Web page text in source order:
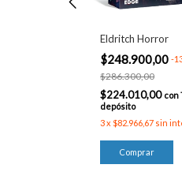
Eldritch Horror
$248.900,00 -
$286.300,00
$224.010,00 con
depósito
3x $82.966,67 sin